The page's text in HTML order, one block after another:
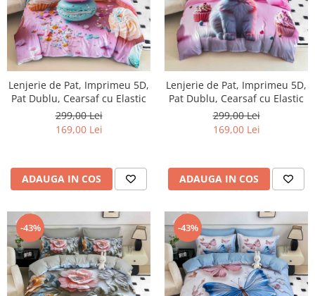
Lenjerie de Pat, Imprimeu 5D,
Pat Dublu, Cearsaf cu Elastic
299,00 Lei
169,00 Lei
ADAUGA IN COS
Lenjerie de Pat, Imprimeu 5D,
Pat Dublu, Cearsaf cu Elastic
299,00 Lei
169,00 Lei
ADAUGA IN COS
-43% -43%